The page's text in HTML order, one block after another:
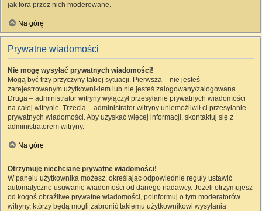
jak fora przez nich moderowane.
Na górę
Prywatne wiadomości
Nie mogę wysyłać prywatnych wiadomości!
Mogą być trzy przyczyny takiej sytuacji. Pierwsza – nie jesteś
zarejestrowanym użytkownikiem lub nie jesteś zalogowany/zalogowana.
Druga – administrator witryny wyłączył przesyłanie prywatnych wiadomości
na całej witrynie. Trzecia – administrator witryny uniemożliwił ci przesyłanie
prywatnych wiadomości. Aby uzyskać więcej informacji, skontaktuj się z
administratorem witryny.
Na górę
Otrzymuję niechciane prywatne wiadomości!
W panelu użytkownika możesz, określając odpowiednie reguły ustawić
automatyczne usuwanie wiadomości od danego nadawcy. Jeżeli otrzymujesz
od kogoś obraźliwe prywatne wiadomości, poinformuj o tym moderatorów
witryny, którzy będą mogli zabronić takiemu użytkownikowi wysyłania